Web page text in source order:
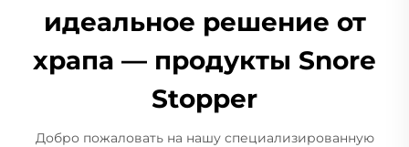
идеальное решение от
храпа — продукты Snore
Stopper
Добро пожаловать на нашу специализированную